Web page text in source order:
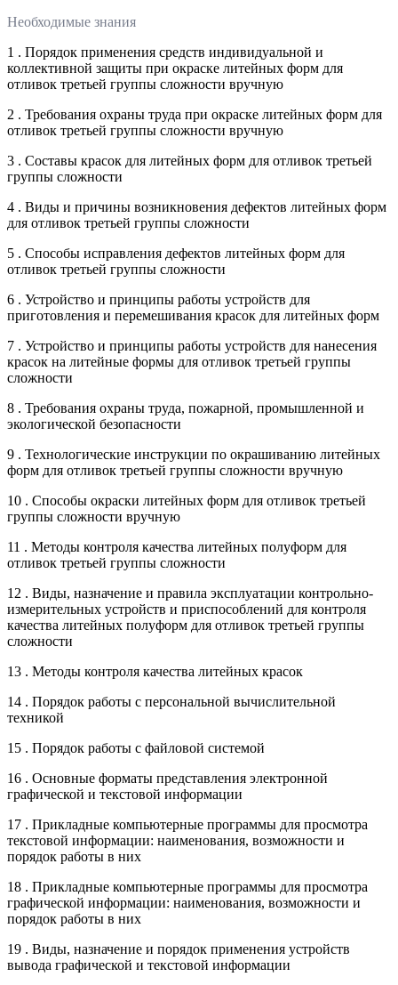
Необходимые знания
1 . Порядок применения средств индивидуальной и
коллективной защиты при окраске литейных форм для
отливок третьей группы сложности вручную
2 . Требования охраны труда при окраске литейных форм для
отливок третьей группы сложности вручную
3 . Составы красок для литейных форм для отливок третьей
группы сложности
4 . Виды и причины возникновения дефектов литейных форм
для отливок третьей группы сложности
5 . Способы исправления дефектов литейных форм для
отливок третьей группы сложности
6 . Устройство и принципы работы устройств для
приготовления и перемешивания красок для литейных форм
7 . Устройство и принципы работы устройств для нанесения
красок на литейные формы для отливок третьей группы
сложности
8 . Требования охраны труда, пожарной, промышленной и
экологической безопасности
9 . Технологические инструкции по окрашиванию литейных
форм для отливок третьей группы сложности вручную
10 . Способы окраски литейных форм для отливок третьей
группы сложности вручную
11 . Методы контроля качества литейных полуформ для
отливок третьей группы сложности
12 . Виды, назначение и правила эксплуатации контрольно-
измерительных устройств и приспособлений для контроля
качества литейных полуформ для отливок третьей группы
сложности
13 . Методы контроля качества литейных красок
14 . Порядок работы с персональной вычислительной
техникой
15 . Порядок работы с файловой системой
16 . Основные форматы представления электронной
графической и текстовой информации
17 . Прикладные компьютерные программы для просмотра
текстовой информации: наименования, возможности и
порядок работы в них
18 . Прикладные компьютерные программы для просмотра
графической информации: наименования, возможности и
порядок работы в них
19 . Виды, назначение и порядок применения устройств
вывода графической и текстовой информации